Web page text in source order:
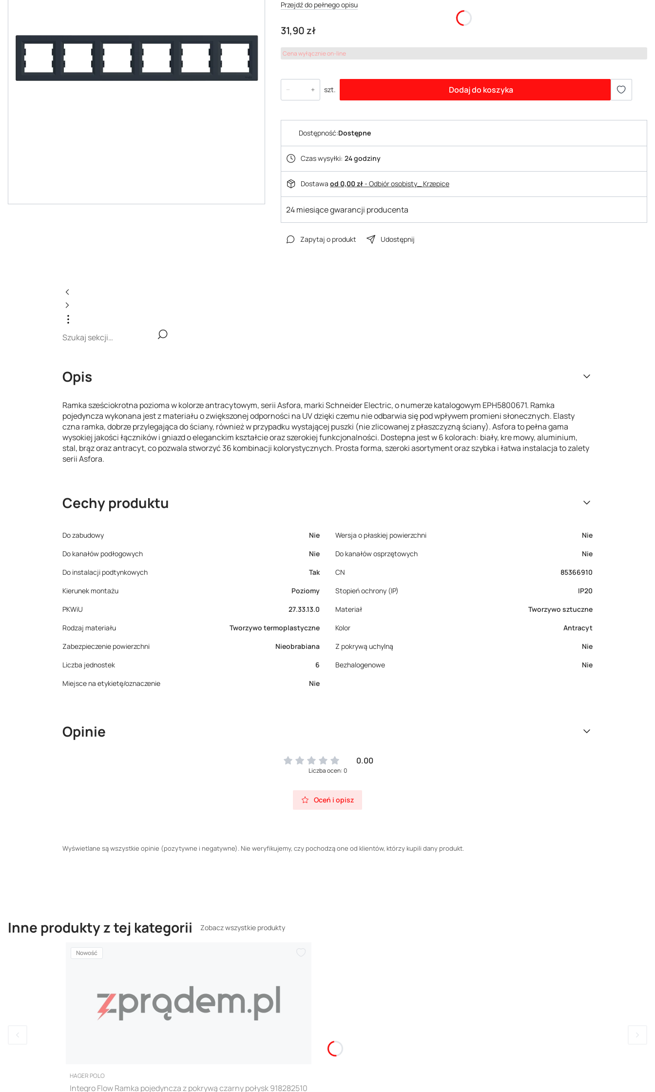
Przejdź do pełnego opisu
Cena
31,90 zł
Cena wyłącznie on-line
szt. Dodaj do koszyka
Dostępność:Dostępne
Czas wysyłki: 24 godziny
Dostawa od 0,00 zł- Odbiór osobisty_ Krzepice
24 miesiące gwarancji producenta
Zapytaj o produkt Udostępnij
Opis
Ramka sześciokrotna pozioma w kolorze antracytowym, serii Asfora, marki Schneider Electric, o numerze katalogowym EPH5800671. Ramka
pojedyncza wykonana jest z materiału o zwiększonej odporności na UV dzięki czemu nie odbarwia się pod wpływem promieni słonecznych. Elasty
czna ramka, dobrze przylegająca do ściany, również w przypadku wystającej puszki (nie zlicowanej z płaszczyzną ściany). Asfora to pełna gama
wysokiej jakości łączników i gniazd o eleganckim kształcie oraz szerokiej funkcjonalności. Dostepna jest w 6 kolorach: biały, kre mowy, aluminium,
stal, brąz oraz antracyt, co pozwala stworzyć 36 kombinacji kolorystycznych. Prosta forma, szeroki asortyment oraz szybka i łatwa instalacja to zalety
serii Asfora.
Cechy produktu
Do zabudowy Nie Wersja o płaskiej powierzchni
Nie
Do kanałów podłogowych
Nie Do kanałów osprzętowych
Nie
Do instalacji podtynkowych
Tak CN
85366910
Kierunek montażu
Poziomy Stopień ochrony (IP)
IP20
PKWiU
27.33.13.0 Materiał
Tworzywo sztuczne
Rodzaj materiału
Tworzywo termoplastyczne Kolor
Antracyt
Zabezpieczenie powierzchni
Nieobrabiana Z pokrywą uchylną
Nie
Liczba jednostek
6 Bezhalogenowe
Nie
Miejsce na etykietę/oznaczenie
Nie
Opinie
0.00
Liczba ocen: 0
Oceń i opisz
Wyświetlane są wszystkie opinie (pozytywne i negatywne). Nie weryfikujemy, czy pochodzą one od klientów, którzy kupili dany produkt.
Inne produkty z tej kategorii Zobacz wszystkie produkty
Nowość
PRODUCENT
HAGER POLO
Integro Flow Ramka pojedyncza z pokrywą czarny połysk 918282510